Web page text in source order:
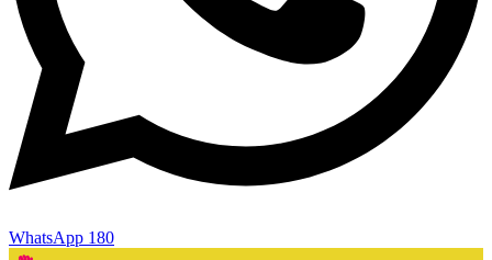
WhatsApp 180